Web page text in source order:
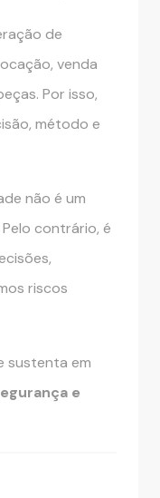
de
venda
Por isso,
método e
não é um
contrário, é
riscos
sustenta em
e